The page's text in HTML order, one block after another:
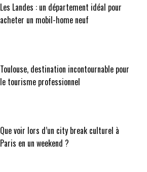
Les Landes : un département idéal pour
acheter un mobil-home neuf
Toulouse, destination incontournable pour
le tourisme professionnel
Que voir lors d’un city break culturel à
Paris en un weekend ?